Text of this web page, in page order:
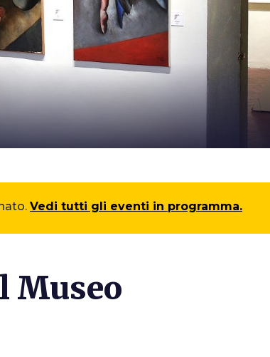
Vedi tutti gli eventi in programma.
Museo